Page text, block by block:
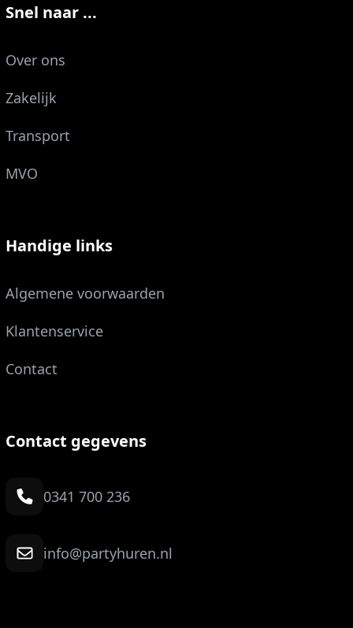
Snel naar ...
Over ons
Zakelijk
Transport
MVO
Handige links
Algemene voorwaarden
Klantenservice
Contact
Contact gegevens
0341 700 236
info@partyhuren.nl